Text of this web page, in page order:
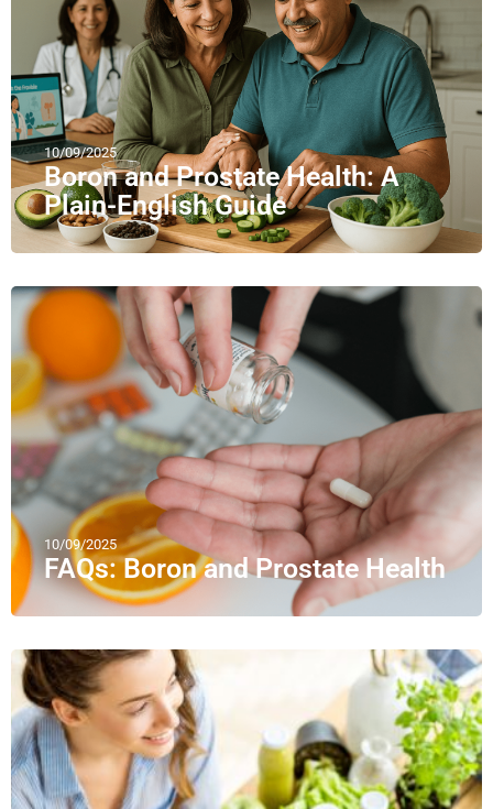
10/09/2025
Boron and Prostate Health: A
Plain-English Guide
10/09/2025
FAQs: Boron and Prostate Health